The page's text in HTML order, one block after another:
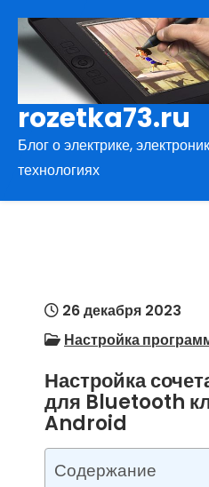
содержимому
rozetka73.ru
Блог о электрике,
технологиях
26 декабря 2023
Настройка
Настройка
для Bluetooth
Android
Содержание